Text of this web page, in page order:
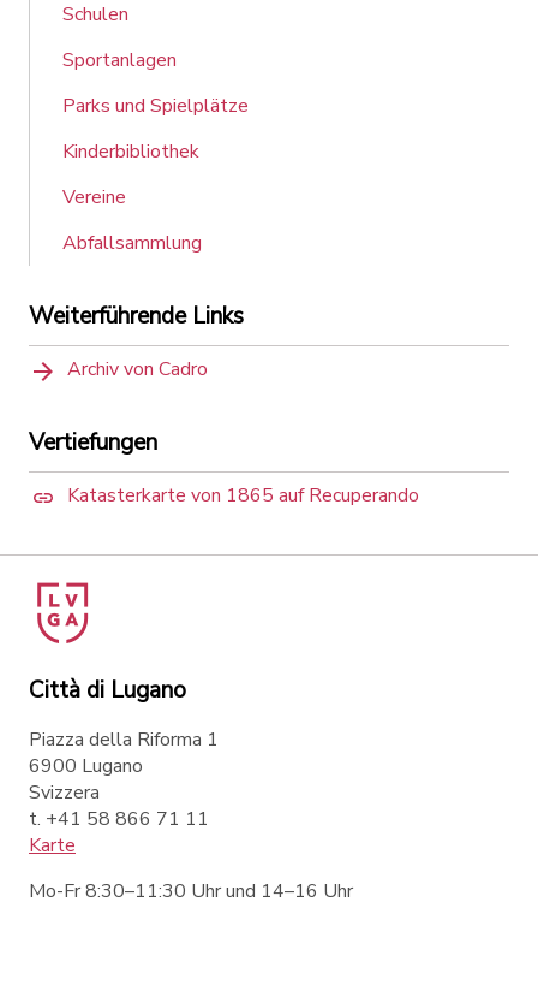
Schulen
Sportanlagen
Parks und Spielplätze
Kinderbibliothek
Vereine
Abfallsammlung
Weiterführende Links
Archiv von Cadro
Vertiefungen
Katasterkarte von 1865 auf Recuperando
Città di Lugano
Piazza della Riforma 1
6900 Lugano
Svizzera
t. +41 58 866 71 11
Karte
Mo-Fr 8:30–11:30 Uhr und 14–16 Uhr